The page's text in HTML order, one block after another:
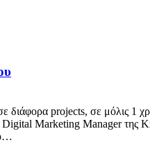
διάφορα projects, σε μόλις 1
Marketing Manager της